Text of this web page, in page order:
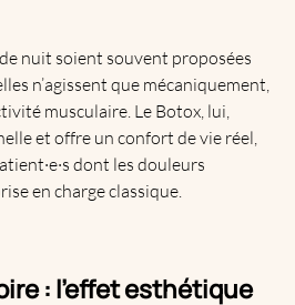
nuit soient souvent proposées
n’agissent que mécaniquement,
musculaire. Le Botox, lui,
et offre un confort de vie réel,
dont les douleurs
en charge classique.
: l’effet esthétique